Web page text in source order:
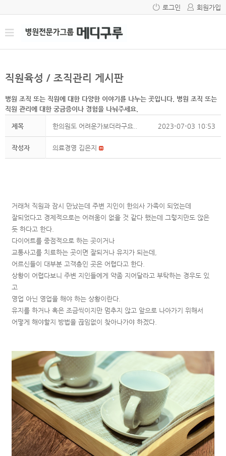
로그인 회원가입
직원육성 / 조직관리 게시판
병원 조직 또는 직원에 대한 다양한 이야기를 나누는 곳입니다. 병원 조직 또는
직원 관리에 대한 궁금증이나 경험을 나눠주세요.
제목 한의원도 어려운가보더라구요.. 2023-07-03 10:53
작성자 의료경영 김은지
거래처 직원과 잠시 만났는데 주변 지인이 한의사 가족이 되었는데
잘되었다고 경제적으로는 어려움이 없을 것 같다 했는데 그렇지만도 않은
듯 하다고 한다.
다이어트를 중점적으로 하는 곳이거나
교통사고를 치료하는 곳이면 잘되거나 유지가 되는데,
어르신들이 대부분 고객층인 곳은 어렵다고 한다.
상황이 어렵다보니 주변 지인들에게 약좀 지어달라고 부탁하는 경우도 있
고
영업 아닌 영업을 해야 하는 상황이란다.
유지를 하거나 혹은 조금씩이지만 멈추지 않고 앞으로 나아가기 위해서
어떻게 해야할지 방법을 끊임없이 찾아나가야 하겠다.